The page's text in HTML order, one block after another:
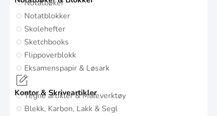
Notatbøker
Notatblokker
Skolehefter
Sketchbooks
Flippoverblokk
Eksamenspapir & Løsark
Kontor & Skriveartikler
Tegne artikler & Måleverktøy
Blekk, Karbon, Lakk & Segl